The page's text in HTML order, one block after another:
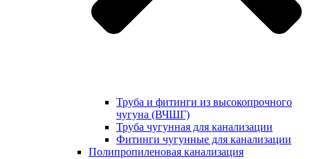
Труба и фитинги из высокопрочного
чугуна (ВЧШГ)
Труба чугунная для канализации
Фитинги чугунные для канализации
Полипропиленовая канализация